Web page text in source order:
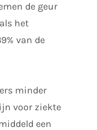
de geur
het
van de
minder
voor ziekte
een